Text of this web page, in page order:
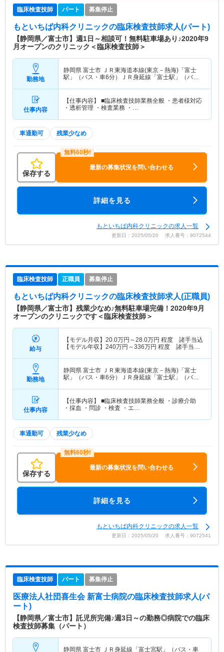
臨床検査技師 パート 募集停止
もといちば内科クリニックの臨床検査技師求人(パート)
【静岡県／富士市】週1日～相談可！無料駐車場あり♪2020年9
月オープンのクリニック＜臨床検査技師＞
勤務地
静岡県 富士市 ＪＲ東海道本線(東京－熱海)「富士
駅」（バス・車6分）ＪＲ身延線「富士駅」（バ
仕事内容
【仕事内容】 ■臨床検査技師業務全般 ・患者様対応
・透析管理 ・検査業務 ・…
車通勤可 残業少なめ
保存する
最新の募集状況を問い合わせる
詳細を見る
もといちば内科クリニックの求人一覧
更新日：2025/05/20 求人番号：9072544
臨床検査技師 正職員 募集停止
もといちば内科クリニックの臨床検査技師求人(正職員)
【静岡県／富士市】残業少なめ♪無料駐車場完備！2020年9月
オープンのクリニックです＜臨床検査技師＞
給与
【モデル月収】 20.0万円～28.0万円 程度 諸手当込
【モデル年収】 240万円～336万円 程度 諸手当
勤務地
静岡県 富士市 ＪＲ東海道本線(東京－熱海)「富士
駅」（バス・車6分）ＪＲ身延線「富士駅」（バ
仕事内容
【仕事内容】 ■臨床検査技師業務全般 ・診療介助
・採血 ・問診 ・検査 ・エ…
車通勤可 残業少なめ
保存する
最新の募集状況を問い合わせる
詳細を見る
もといちば内科クリニックの求人一覧
更新日：2025/05/20 求人番号：9072541
臨床検査技師 パート 募集停止
医療法人社団喜生会 新富士病院の臨床検査技師求人(パ
ート)
【静岡県／富士市】託児所完備♪週3日～の勤務◎病院での臨床
検査技師募集（パート）
静岡県 富士市 ＪＲ身延線「富士宮駅」（バス・車